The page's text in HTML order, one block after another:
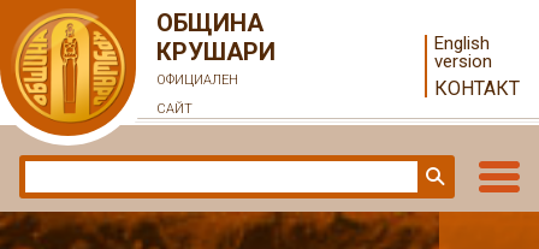
ОБЩИНА
КРУШАРИ
ОФИЦИАЛЕН
САЙТ
English
version
КОНТАКТ